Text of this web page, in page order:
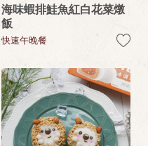
海味蝦排鮭魚紅白花菜燉
飯
快速午晚餐